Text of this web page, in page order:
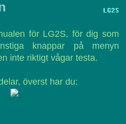
LG2S
för LG2S, för dig som
knappar på menyn
inte riktigt vågar testa.
överst har du: